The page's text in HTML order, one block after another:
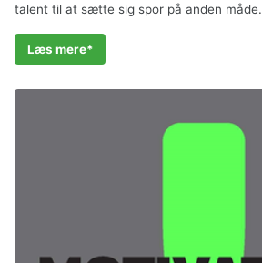
talent til at sætte sig spor på anden måde.
Læs mere